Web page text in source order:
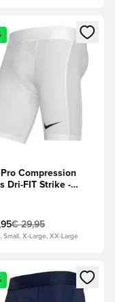
je aan te melden als
een venster om in te
Compression
Dri-FIT Strike -
€ 29,95
Small, X-Large, XX-Large
je aan te melden als
een venster om in te